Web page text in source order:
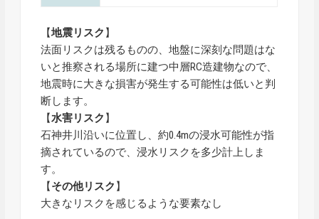
【地震リスク 】
法面リスクは残るものの、地盤に深刻な問題はな
いと推察される場所に建つ中層RC造建物なので、
地震時に大きな損害が発生する可能性は低いと判
断します。
【水害リスク 】
石神井川沿いに位置し、約0.4mの浸水可能性が指
摘されているので、浸水リスクを多少計上しま
す。
【 その他リスク 】
大きなリスクを感じるような要素なし